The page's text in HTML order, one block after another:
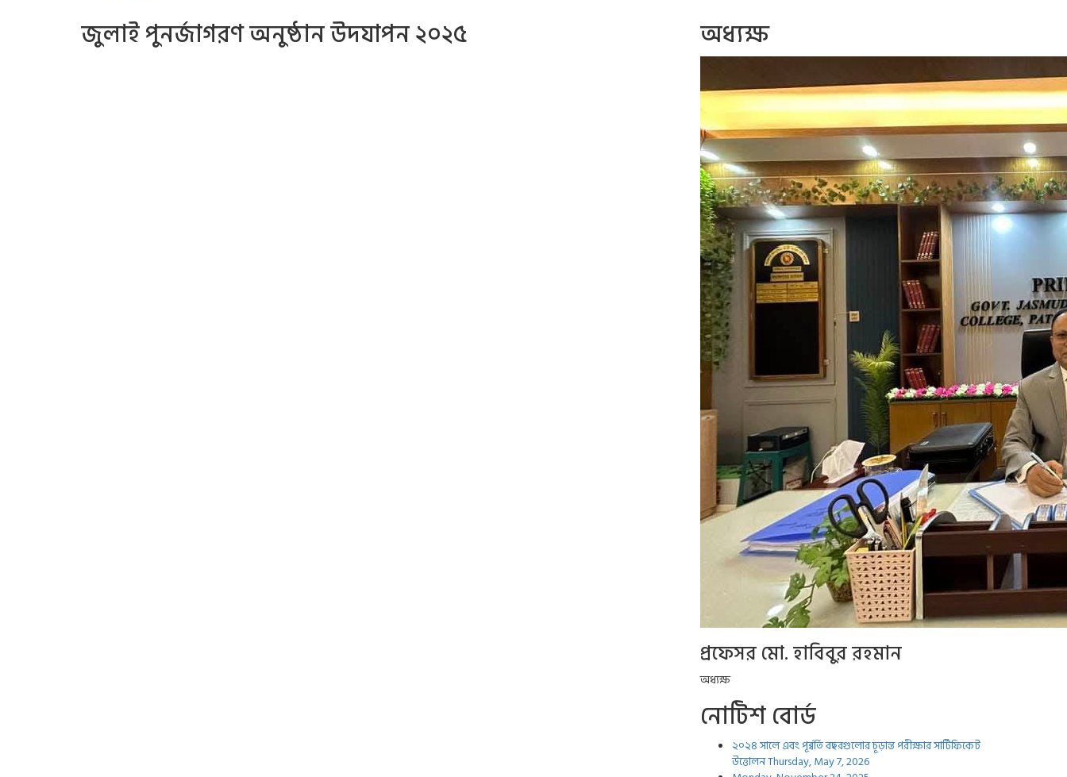
জুলাই পুনর্জাগরণ অনুষ্ঠান উদযাপন ২০২৫ অধ্যক্ষ
প্রফেসর মো. হাবিবুর রহমান
অধ্যক্ষ
নোটিশ বোর্ড
২০২৪ সালে এবং পূর্ব্বর্তি বছরগুলোর চূড়ান্ত পরীক্ষার সার্টিফিকেট
উত্তোলনThursday, May 7, 2026